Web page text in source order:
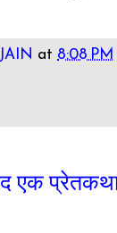
at 8:08 PM
एक